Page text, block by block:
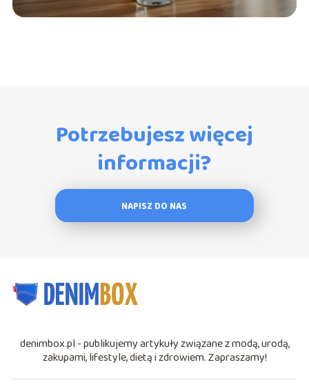
Potrzebujesz więcej
informacji?
NAPISZ DO NAS
denimbox.pl - publikujemy artykuły związane z modą, urodą,
zakupami, lifestyle, dietą i zdrowiem. Zapraszamy!